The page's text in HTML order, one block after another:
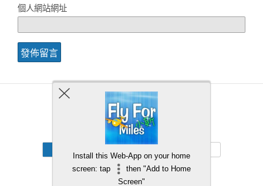
個人網站網址
Back to top
Install this Web-App on your home
screen: tap
then "Add to Home
Screen"